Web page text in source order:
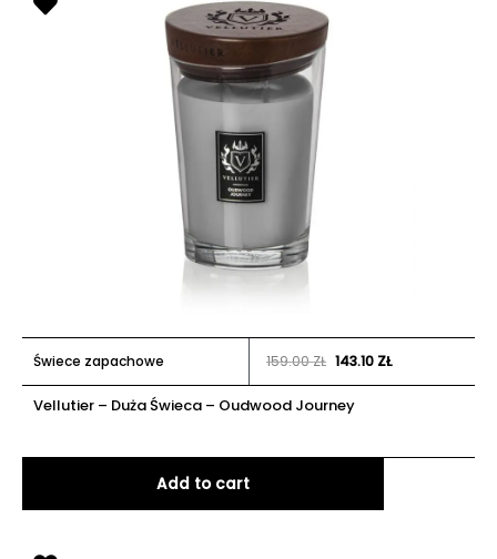
Świece zapachowe 159.00ZŁ 143.10 ZŁ
Vellutier – Duża Świeca – Oudwood Journey
Add to cart